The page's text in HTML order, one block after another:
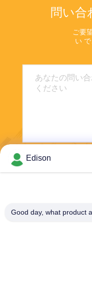
問い合
ご要
い
Edison
Good day, what product